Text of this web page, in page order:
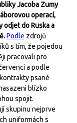
Jacoba Zumy
operací,
odjet do Ruska a
Podle zdrojů
s tím, že pojedou
pracovali pro
a podle
psané
blízko
spojit.
skupinu nejprve
uniformách s